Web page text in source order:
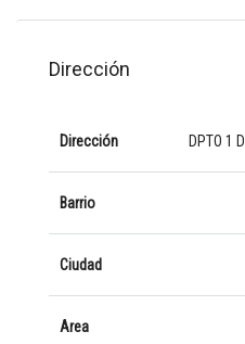
Dirección
Dirección DPTO 1
Barrio
Ciudad
Area